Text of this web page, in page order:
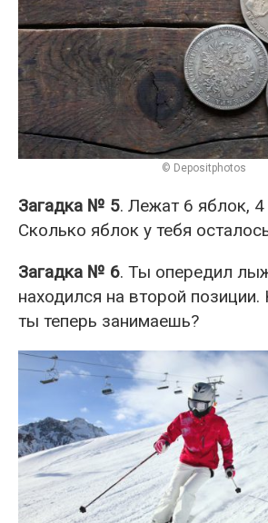
© Depositphotos
Загадка № 5. Лежат 6 яблок,
Сколько яблок у тебя
Загадка № 6. Ты опередил
находился на второй позиции.
ты теперь занимаешь?